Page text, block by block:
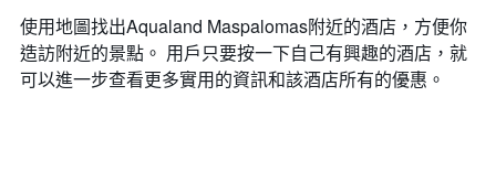
使用地圖找出Aqualand Maspalomas​附近的酒店，方便你
造訪附近的景點。 用戶只要按一下自己有興趣的酒店，就
可以進一步查看更多實用的資訊和該酒店所有的優惠。